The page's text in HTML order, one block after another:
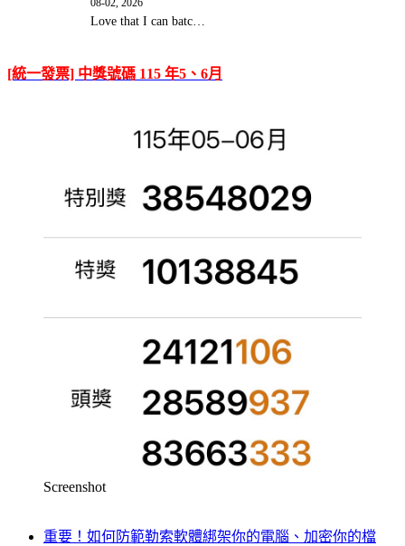
08-02, 2026
Love that I can batc…
[統一發票] 中獎號碼 115 年5、6月
Screenshot
重要！如何防範勒索軟體綁架你的電腦、加密你的檔